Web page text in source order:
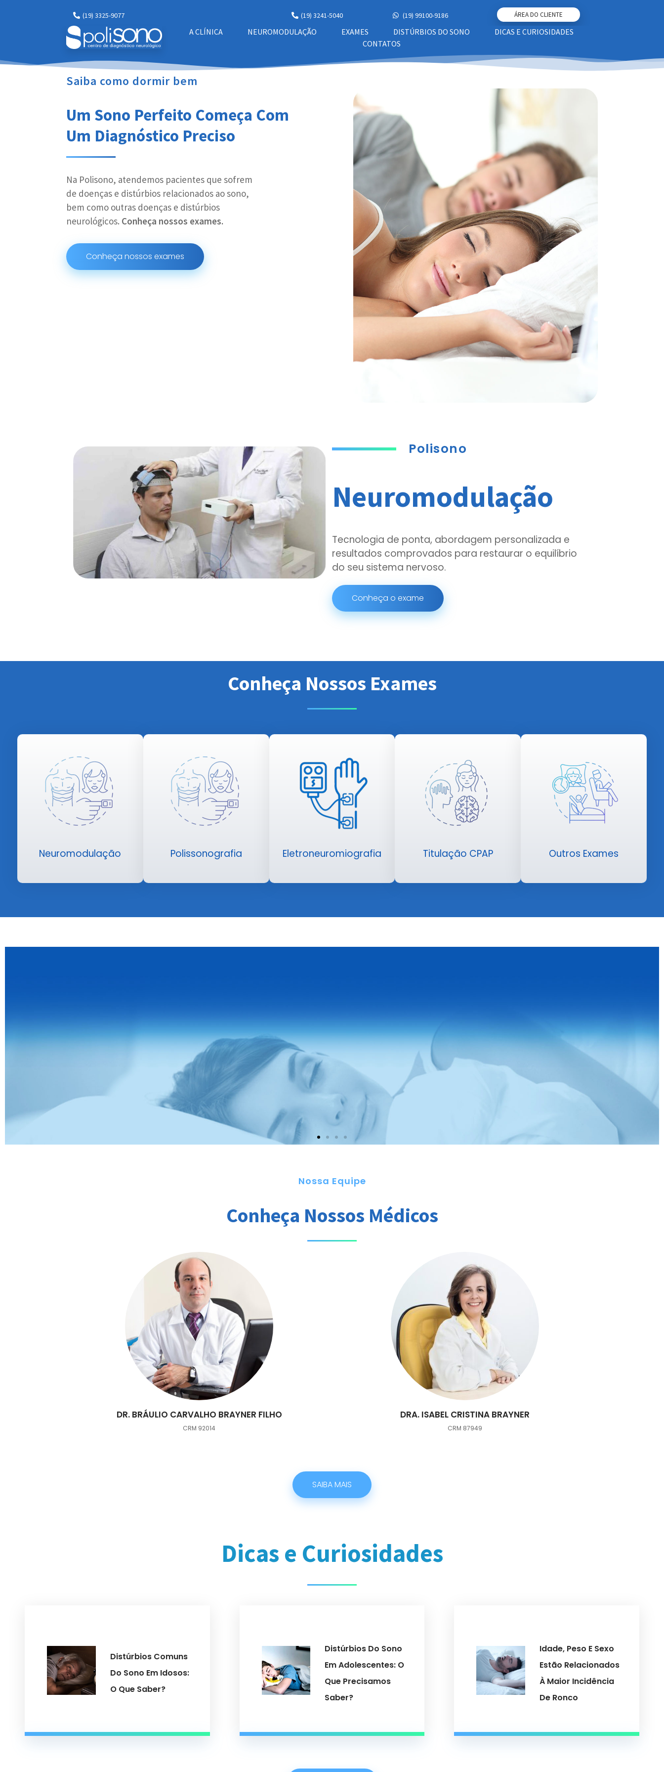
(19) 3325-9077 (19) 3241-5040 (19) 99100-9186 ÁREA DO CLIENTE
A CLÍNICA NEUROMODULAÇÃO EXAMES DISTÚRBIOS DO SONO
DICAS E CURIOSIDADES
CONTATOS
Saiba como dormir bem
Um Sono Perfeito Começa Com
Um Diagnóstico Preciso
Na Polisono, atendemos pacientes que sofrem
de doenças e distúrbios relacionados ao sono,
bem como outras doenças e distúrbios
neurológicos. Conheça nossos exames.
Conheça nossos exames
Polisono
Neuromodulação
Tecnologia de ponta, abordagem personalizada e
resultados comprovados para restaurar o equilíbrio
do seu sistema nervoso.
Conheça o exame
Conheça Nossos Exames
Neuromodulação Polissonografia Eletroneuromiografia Titulação CPAP Outros Exames
Polissonografia Domiciliar
Nossa Equipe
Conheça Nossos Médicos
DR. BRÁULIO CARVALHO BRAYNER FILHO
CRM 92014
DRA. ISABEL CRISTINA BRAYNER
CRM 87949
SAIBA MAIS
Dicas e Curiosidades
Distúrbios Comuns
Do Sono Em Idosos:
O Que Saber?
Distúrbios Do Sono
Em Adolescentes: O
Que Precisamos
Saber?
Idade, Peso E Sexo
Estão Relacionados
À Maior Incidência
De Ronco